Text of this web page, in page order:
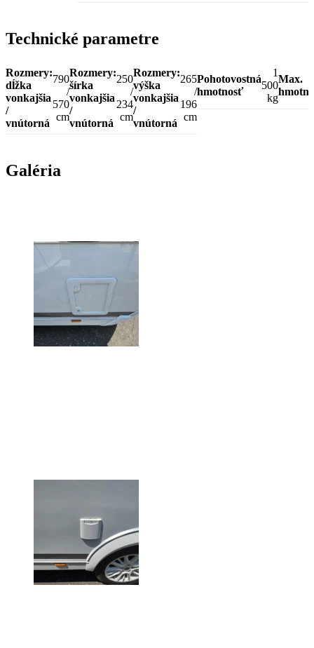
Technické parametre
Rozmery:
dĺžka
vonkajšia
/
vnútorná
790
/
570
cm
Rozmery:
šírka
vonkajšia
/
vnútorná
250
/
234
cm
Rozmery:
výška
vonkajšia
/
vnútorná
265
/
196
cm
Pohotovostná
hmotnosť
1
500
kg
Max.
Galéria